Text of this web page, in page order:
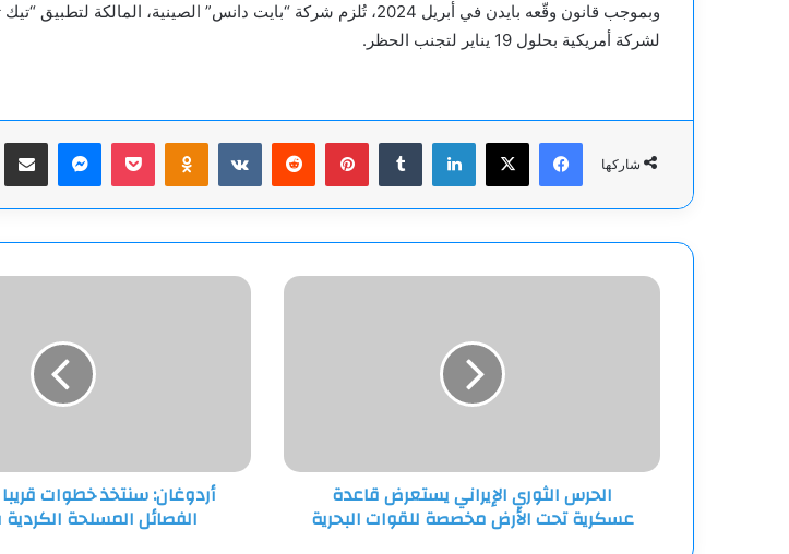
وبموجب قانون وقّعه بايدن في أبريل 2024، تُلزم شركة “بايت دانس” الصينية، المالكة
لشركة أمريكية بحلول 19 يناير لتجنب الحظر.
شاركها
فيسبوك
‫X لينكدإن بينتيريست Odnoklassniki
‫Pocketماسنجر
الحرس
مخصصة
البحرية
الحرس الثوري الإيراني يستعرض قاعدة
عسكرية تحت الأرض مخصصة للقوات البحرية
أردوغان:
الكردية
أردوغان: سنتخذ خطوات
الفصائل المسلحة